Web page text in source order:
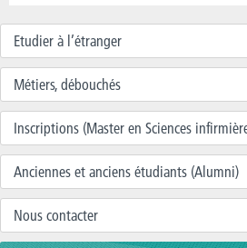
Etudier à l’étranger
Métiers, débouchés
Inscriptions (Master en Sciences
Anciennes et anciens étudiants (Alumni)
Nous contacter